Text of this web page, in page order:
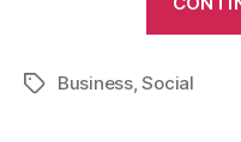
TagsBusiness,Social